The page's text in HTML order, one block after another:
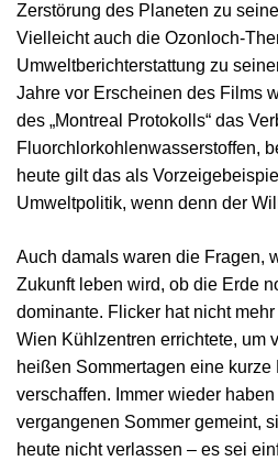
Zerstörung des Planeten zu
Vielleicht auch die Ozonloch-
Umweltberichterstattung zu
Jahre vor Erscheinen des Films
des „Montreal Protokolls“ das
Fluorchlorkohlenwasserstoffen,
heute gilt das als
Umweltpolitik, wenn denn der
Auch damals waren die Fragen,
Zukunft leben wird, ob die Erde
dominante. Flicker hat nicht
Wien Kühlzentren errichtete, um
heißen Sommertagen eine kurze
verschaffen. Immer wieder
vergangenen Sommer gemeint,
heute nicht verlassen – es sei